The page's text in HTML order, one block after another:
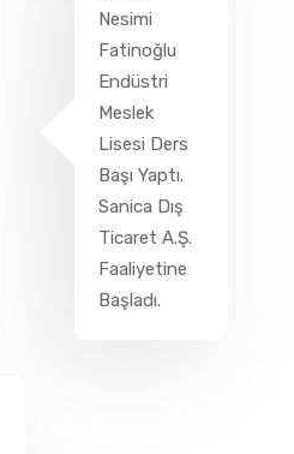
Nesimi
Fatinoğlu
Endüstri
Meslek
Lisesi Ders
Başı Yaptı.
Sanica Dış
Ticaret A.Ş.
Faaliyetine
Başladı.